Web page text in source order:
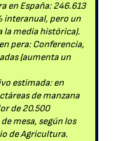
en España: 246.613
interanual, pero un
la media histórica).
pera: Conferencia,
(aumenta un
estimada: en
de manzana
de 20.500
mesa, según los
de Agricultura.